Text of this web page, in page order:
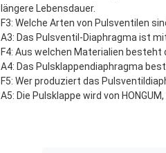
längere Lebensdauer.
F3: Welche Arten von Pulsventilen
A3: Das Pulsventil-Diaphragma ist
F4: Aus welchen Materialien
A4: Das Pulsklappendiaphragma
F5: Wer produziert das
A5: Die Pulsklappe wird von